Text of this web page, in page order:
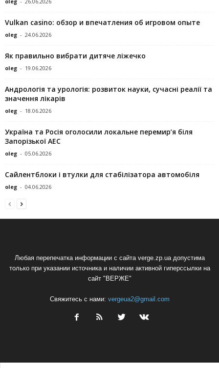
Vulkan casino: обзор и впечатления об игровом опыте
oleg - 24.06.2026
Як правильно вибрати дитяче ліжечко
oleg - 19.06.2026
Андрологія та урологія: розвиток науки, сучасні реалії та
значення лікарів
oleg - 18.06.2026
Україна та Росія оголосили локальне перемир’я біля
Запорізької АЕС
oleg - 05.06.2026
Сайлентблоки і втулки для стабілізатора автомобіля
oleg - 04.06.2026
Любая перепечатка информации с сайта verge.zp.ua допустима
только при указании источника и наличии активной гиперссылки на
сайт "ВЕРЖЕ"
Свяжитесь с нами: vergeua2@gmail.com